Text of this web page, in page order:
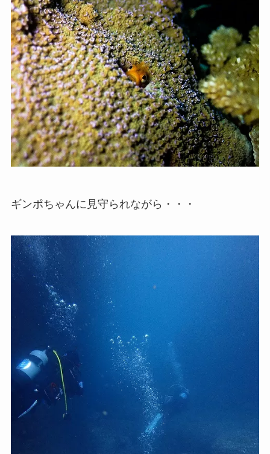
ギンポちゃんに見守られながら・・・